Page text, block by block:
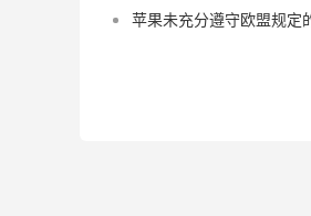
苹果未充分遵守欧盟规定